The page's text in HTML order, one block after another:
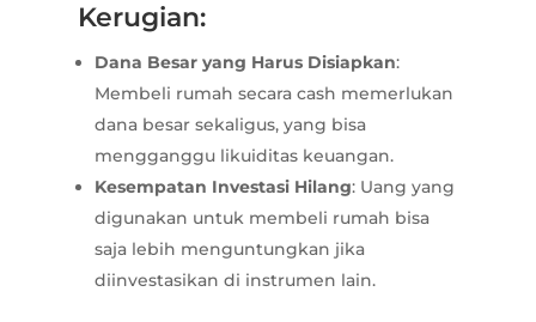
Kerugian:
Dana Besar yang Harus Disiapkan:
Membeli rumah secara cash memerlukan
dana besar sekaligus, yang bisa
mengganggu likuiditas keuangan.
Kesempatan Investasi Hilang: Uang yang
digunakan untuk membeli rumah bisa
saja lebih menguntungkan jika
diinvestasikan di instrumen lain.